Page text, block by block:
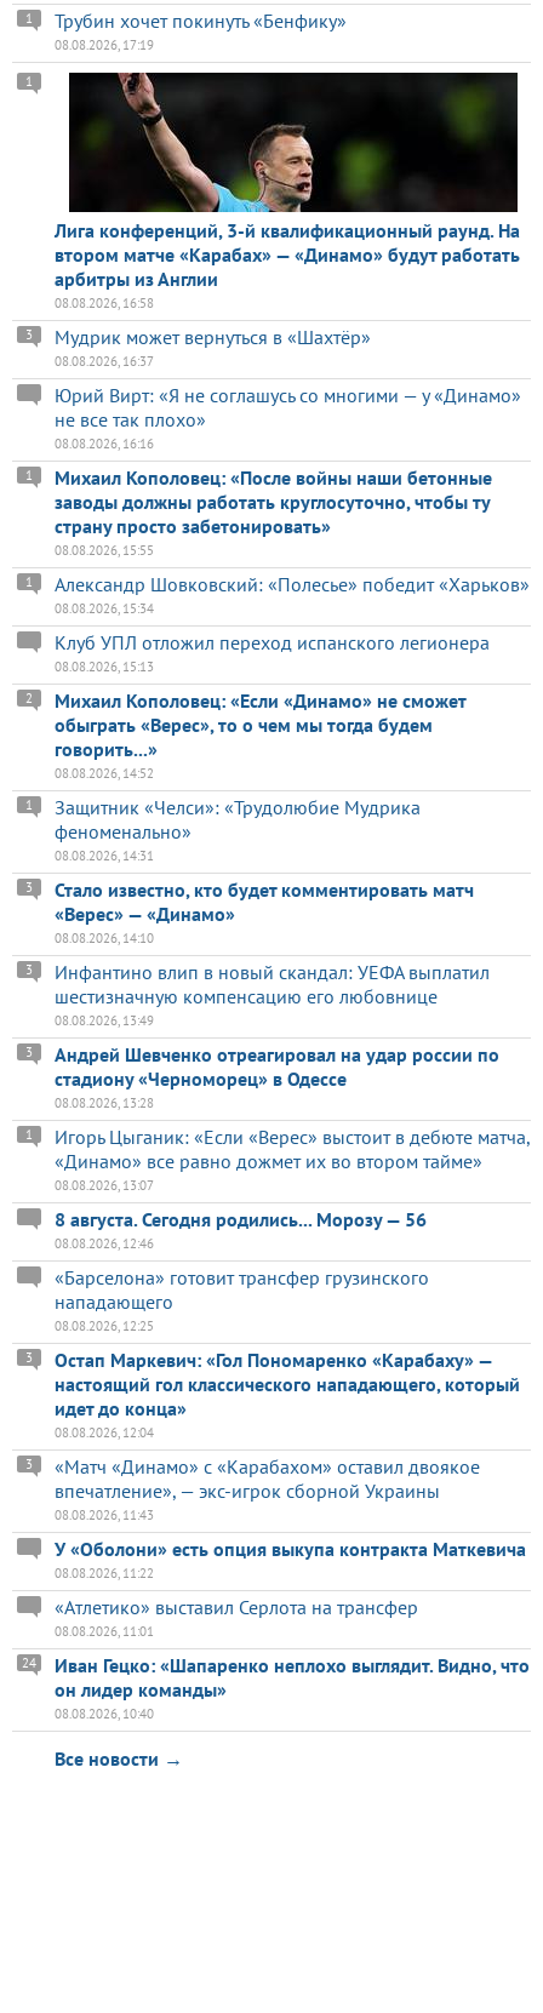
Трубин хочет покинуть «Бенфику»
1
08.08.2026, 17:19
Лига конференций, 3-й квалификационный раунд. На
втором матче «Карабах» — «Динамо» будут работать
арбитры из Англии
1
08.08.2026, 16:58
Мудрик может вернуться в «Шахтёр»
3
08.08.2026, 16:37
Юрий Вирт: «Я не соглашусь со многими — у «Динамо»
не все так плохо»
08.08.2026, 16:16
Михаил Кополовец: «После войны наши бетонные
заводы должны работать круглосуточно, чтобы ту
страну просто забетонировать»
1
08.08.2026, 15:55
Александр Шовковский: «Полесье» победит «Харьков»
1
08.08.2026, 15:34
Клуб УПЛ отложил переход испанского легионера
08.08.2026, 15:13
Михаил Кополовец: «Если «Динамо» не сможет
обыграть «Верес», то о чем мы тогда будем
говорить...»
2
08.08.2026, 14:52
Защитник «Челси»: «Трудолюбие Мудрика
феноменально»
1
08.08.2026, 14:31
Стало известно, кто будет комментировать матч
«Верес» — «Динамо»
3
08.08.2026, 14:10
Инфантино влип в новый скандал: УЕФА выплатил
шестизначную компенсацию его любовнице
3
08.08.2026, 13:49
Андрей Шевченко отреагировал на удар россии по
стадиону «Черноморец» в Одессе
3
08.08.2026, 13:28
Игорь Цыганик: «Если «Верес» выстоит в дебюте матча,
«Динамо» все равно дожмет их во втором тайме»
1
08.08.2026, 13:07
8 августа. Сегодня родились... Морозу — 56
08.08.2026, 12:46
«Барселона» готовит трансфер грузинского
нападающего
08.08.2026, 12:25
Остап Маркевич: «Гол Пономаренко «Карабаху» —
настоящий гол классического нападающего, который
идет до конца»
3
08.08.2026, 12:04
«Матч «Динамо» с «Карабахом» оставил двоякое
впечатление», — экс-игрок сборной Украины
3
08.08.2026, 11:43
У «Оболони» есть опция выкупа контракта Маткевича
08.08.2026, 11:22
«Атлетико» выставил Серлота на трансфер
08.08.2026, 11:01
Иван Гецко: «Шапаренко неплохо выглядит. Видно, что
он лидер команды»
24
08.08.2026, 10:40
Все новости →